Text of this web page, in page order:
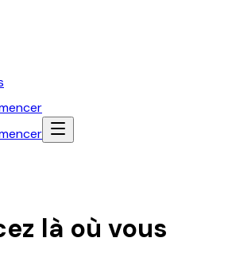
là où vous